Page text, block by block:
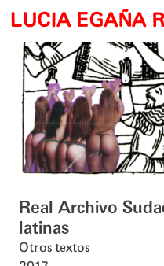
Skip
content
LUCIA EGAÑA
Real Archivo
latinas
Otros textos